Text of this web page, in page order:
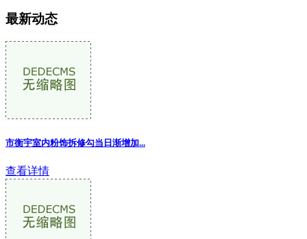
最新动态
市衡宇室内粉饰拆修勾当日渐增加...
查看详情